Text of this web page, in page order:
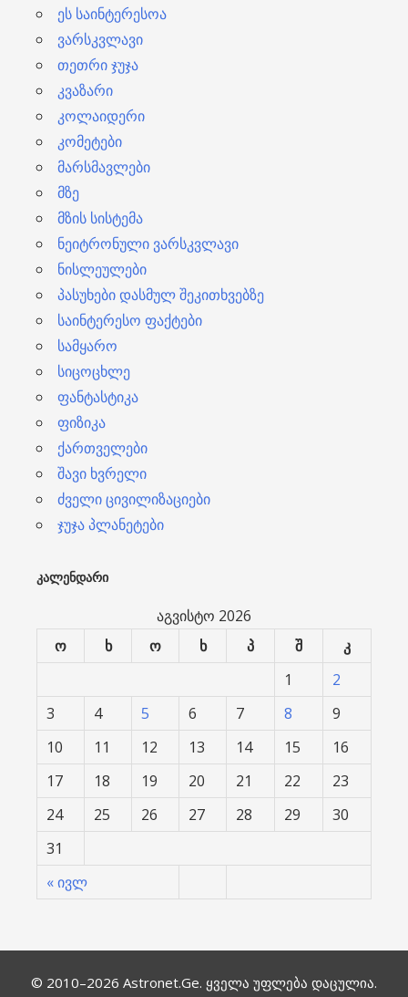
ეს საინტერესოა
ვარსკვლავი
თეთრი ჯუჯა
კვაზარი
კოლაიდერი
კომეტები
მარსმავლები
მზე
მზის სისტემა
ნეიტრონული ვარსკვლავი
ნისლეულები
პასუხები დასმულ შეკითხვებზე
საინტერესო ფაქტები
სამყარო
სიცოცხლე
ფანტასტიკა
ფიზიკა
ქართველები
შავი ხვრელი
ძველი ცივილიზაციები
ჯუჯა პლანეტები
ᲙᲐᲚᲔᲜᲓᲐᲠᲘ
აგვისტო 2026
ო
ხ ო ხ პ შ კ
« ივლ
1
2
3
4 5 6 7 8
9
10
11 12 13 14 15
16
17
18 19 20 21 22
23
24
25 26 27 28 29
30
31
© 2010–2026 Astronet.Ge. ყველა უფლება დაცულია.